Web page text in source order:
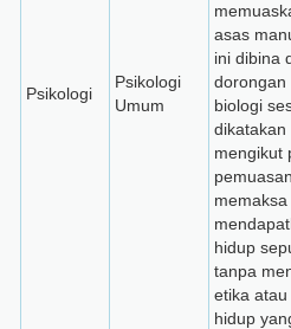
Psikologi
Psikologi
Umum
asas
ini dibina
dorongan
biologi
dikatakan
mengikut
hidup
tanpa
etika
hidup